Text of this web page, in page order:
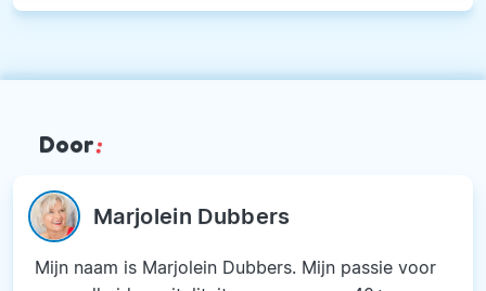
Door:
Marjolein Dubbers
Mijn naam is Marjolein Dubbers. Mijn passie voor